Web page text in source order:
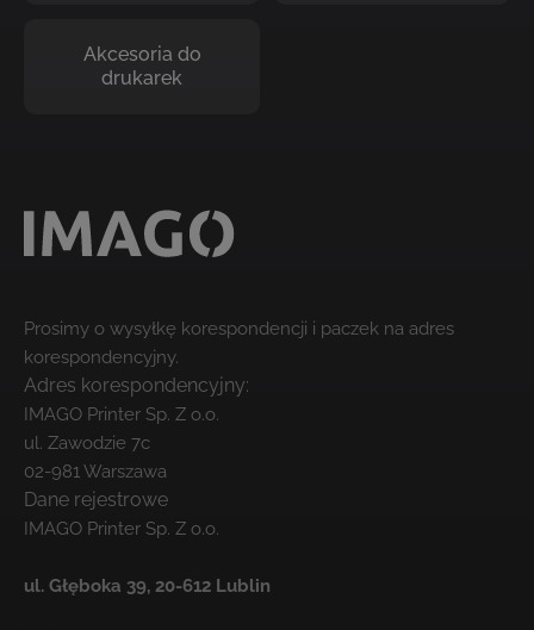
Akcesoria do
drukarek
Prosimy o wysyłkę korespondencji i paczek na adres
korespondencyjny.
Adres korespondencyjny:
IMAGO Printer Sp. Z o.o.
ul. Zawodzie 7c
02-981 Warszawa
Dane rejestrowe
IMAGO Printer Sp. Z o.o.
ul. Głęboka 39, 20-612 Lublin